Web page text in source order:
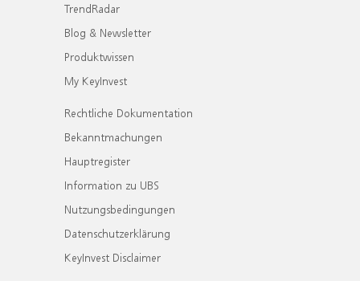
TrendRadar
Blog & Newsletter
Produktwissen
My KeyInvest
Rechtliche Dokumentation
Bekanntmachungen
Hauptregister
Information zu UBS
Nutzungsbedingungen
Datenschutzerklärung
KeyInvest Disclaimer